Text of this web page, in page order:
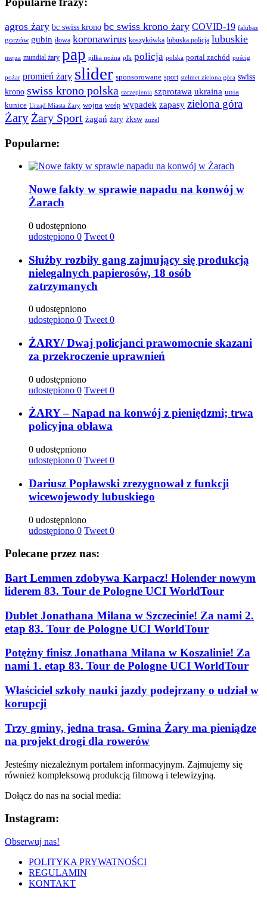
agros żary bc swiss krono bc swiss krono żary COVID-19 falubaz
gorzów gubin iłowa koronawirus koszykówka lubuska policja lubuskie
mejza mundial żary pap piłka nożna plk policja polska portal zachód pościg
pożar promień żary slider sponsorowane sport stelmet zielona góra swiss
krono swiss krono polska szczepienia szprotawa ukraina unia
kunice Urząd Miasta Żary wojna wośp wypadek zapasy zielona góra
Żary Żary Sport żagań żary żksw żużel
Popularne:
Nowe fakty w sprawie napadu na konwój w
Żarach
0 udostępniono
udostępiono 0 Tweet 0
Służby rozbiły gang zajmujący się produkcją
nielegalnych papierosów, 18 osób
zatrzymanych
0 udostępniono
udostępiono 0 Tweet 0
ŻARY/ Dwaj policjanci prawomocnie skazani
za przekroczenie uprawnień
0 udostępniono
udostępiono 0 Tweet 0
ŻARY – Napad na konwój z pieniędzmi; trwa
policyjna obława
0 udostępniono
udostępiono 0 Tweet 0
Dariusz Popławski zrezygnował z funkcji
wicewojewody lubuskiego
0 udostępniono
udostępiono 0 Tweet 0
Polecane przez nas:
Bart Lemmen zdobywa Karpacz! Holender nowym
liderem 83. Tour de Pologne UCI WorldTour
Dublet Jonathana Milana w Szczecinie! Za nami 2.
etap 83. Tour de Pologne UCI WorldTour
Potężny finisz Jonathana Milana w Koszalinie! Za
nami 1. etap 83. Tour de Pologne UCI WorldTour
Właściciel szkoły nauki jazdy podejrzany o udział w
korupcji
Trzy gminy, jedna trasa. Gmina Żary ma pieniądze
na projekt drogi dla rowerów
Jesteśmy niezależnym portalem informacyjnym. Zajmujemy się
również kompleksową produkcją filmową i telewizyjną.
Dołącz do nas na social media:
Instagram:
Obserwuj nas!
POLITYKA PRYWATNOŚCI
REGULAMIN
KONTAKT